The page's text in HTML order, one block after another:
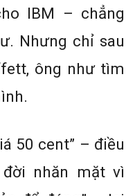
IBM – chẳng
Nhưng chỉ sau
ông như tìm
50 cent” – điều
nhăn mặt vì